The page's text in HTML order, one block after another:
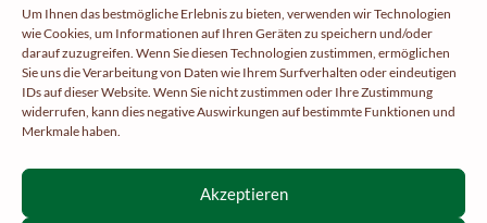
Um Ihnen das bestmögliche Erlebnis zu bieten, verwenden wir Technologien
wie Cookies, um Informationen auf Ihren Geräten zu speichern und/oder
darauf zuzugreifen. Wenn Sie diesen Technologien zustimmen, ermöglichen
Sie uns die Verarbeitung von Daten wie Ihrem Surfverhalten oder eindeutigen
IDs auf dieser Website. Wenn Sie nicht zustimmen oder Ihre Zustimmung
widerrufen, kann dies negative Auswirkungen auf bestimmte Funktionen und
Merkmale haben.
Akzeptieren
Tun Sie Ihrer Gesundheit etwas Gutes und treiben Sie regelmäßig Sport –
Interdiction de vente de boissons alcooliques aux mineurs de
moins de 18 ans